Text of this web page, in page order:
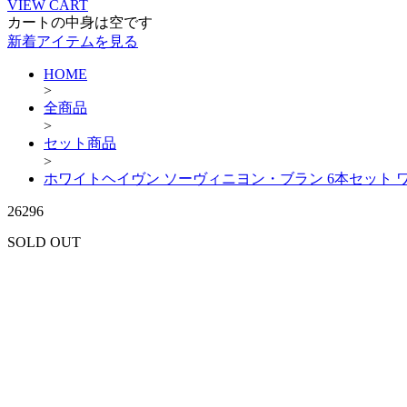
VIEW CART
カートの中身は空です
新着アイテムを見る
HOME
>
全商品
>
セット商品
>
ホワイトヘイヴン ソーヴィニヨン・ブラン 6本セット
26296
SOLD OUT